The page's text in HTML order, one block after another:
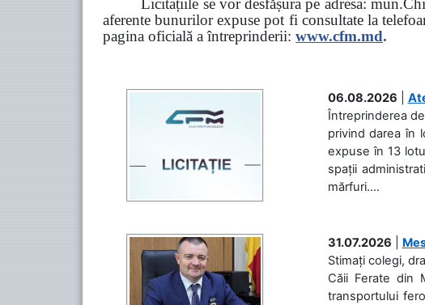
Licitațiile se vor desfășura pe adresa:
aferente bunurilor expuse pot fi consultate la
pagina oficială a întreprinderii: www.cfm.md.
06.08.2026
Întreprinderea
privind darea în
expuse în 13
spații
mărfuri....
31.07.2026
Stimați colegi,
Căii Ferate din
transportului